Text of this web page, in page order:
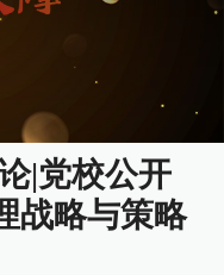
|党校公开
战略与策略